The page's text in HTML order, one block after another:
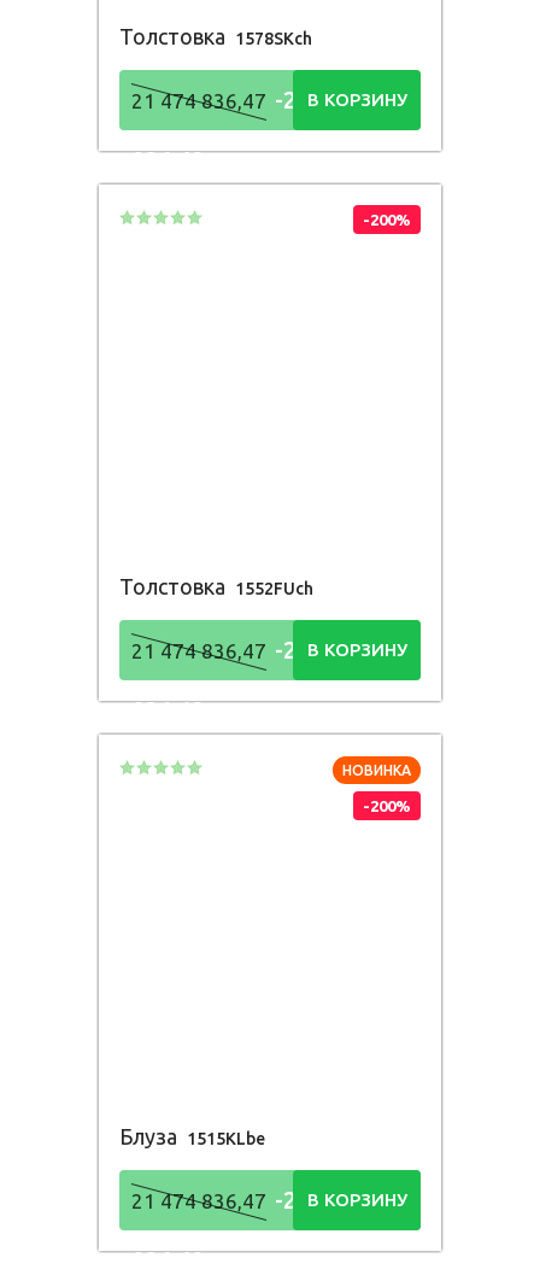
Толстовка 1578SKch
21 474 836,47 -21 474
836,48Р
В КОРЗИНУ
-200%
Толстовка 1552FUch
21 474 836,47 -21 474
836,48Р
В КОРЗИНУ
НОВИНКА
-200%
Блуза 1515KLbe
21 474 836,47 -21 474
836,48Р
В КОРЗИНУ